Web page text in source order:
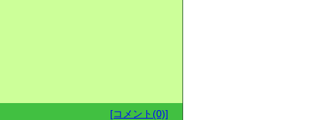
[コメント(0)]